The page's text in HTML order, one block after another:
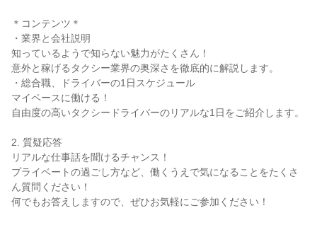
＊コンテンツ＊
・業界と会社説明
知っているようで知らない魅力がたくさん！
意外と稼げるタクシー業界の奥深さを徹底的に解説します。
・総合職、ドライバーの1日スケジュール
マイペースに働ける！
自由度の高いタクシードライバーのリアルな1日をご紹介します。
2. 質疑応答
リアルな仕事話を聞けるチャンス！
プライベートの過ごし方など、働くうえで気になることをたくさ
ん質問ください！
何でもお答えしますので、ぜひお気軽にご参加ください！